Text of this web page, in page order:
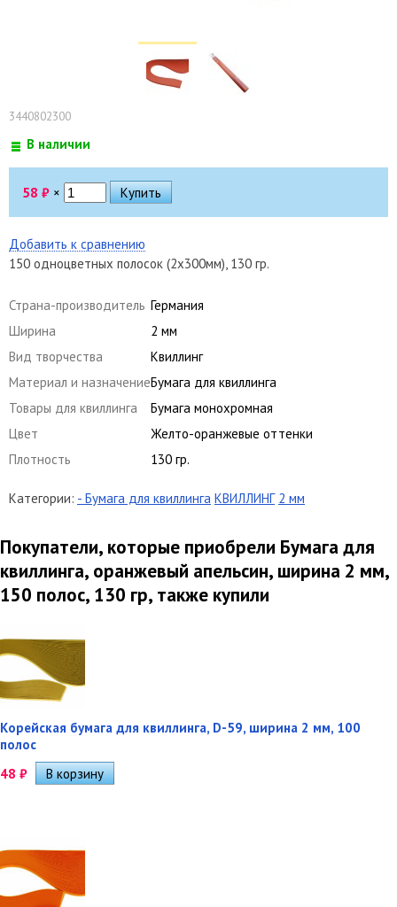
3440802300
В наличии
58 ₽ ×
Добавить к сравнению
150 одноцветных полосок (2х300мм), 130 гр.
Страна-производитель Германия
Ширина
2 мм
Вид творчества
Квиллинг
Материал и назначениеБумага для квиллинга
Товары для квиллинга
Бумага монохромная
Цвет
Желто-оранжевые оттенки
Плотность
130 гр.
Категории: - Бумага для квиллинга КВИЛЛИНГ 2 мм
Покупатели, которые приобрели Бумага для
квиллинга, оранжевый апельсин, ширина 2 мм,
150 полос, 130 гр, также купили
Корейская бумага для квиллинга, D-59, ширина 2 мм, 100
полос
48 ₽